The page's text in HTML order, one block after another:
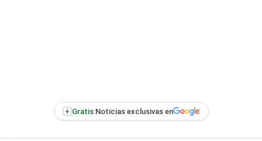
+ Gratis:Noticias exclusivas en